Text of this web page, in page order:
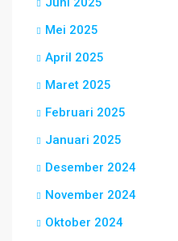
Mei 2025
April 2025
Maret 2025
Februari 2025
Januari 2025
Desember 2024
November 2024
Oktober 2024